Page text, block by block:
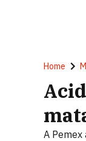
Home
A